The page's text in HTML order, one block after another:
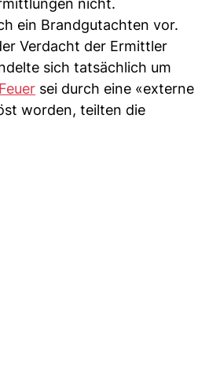
nicht.
ein Brandgutachten vor.
Verdacht der Ermittler
sich tatsächlich um
Feuer sei durch eine «externe
worden, teilten die